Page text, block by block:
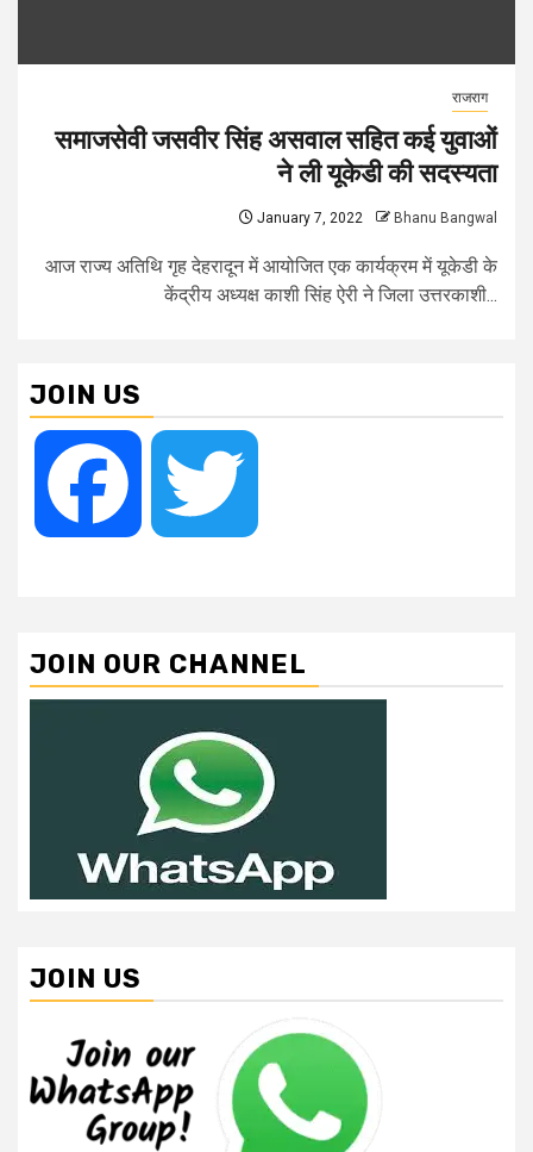
राजराग
समाजसेवी जसवीर सिंह असवाल सहित कई युवाओं
ने ली यूकेडी की सदस्यता
January 7, 2022 Bhanu Bangwal
आज राज्य अतिथि गृह देहरादून में आयोजित एक कार्यक्रम में यूकेडी के
केंद्रीय अध्यक्ष काशी सिंह ऐरी ने जिला उत्तरकाशी...
JOIN US
Facebook
JOIN OUR CHANNEL
JOIN US